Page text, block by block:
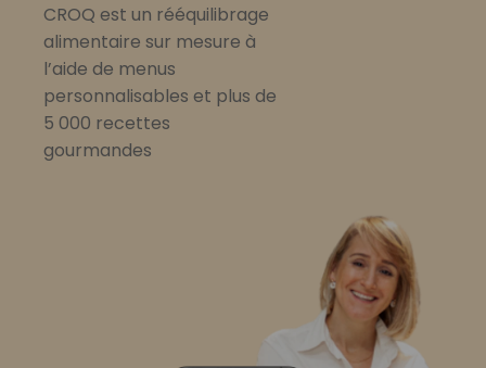
CROQ est un rééquilibrage
alimentaire sur mesure à
l’aide de menus
personnalisables et plus de
5 000 recettes
gourmandes